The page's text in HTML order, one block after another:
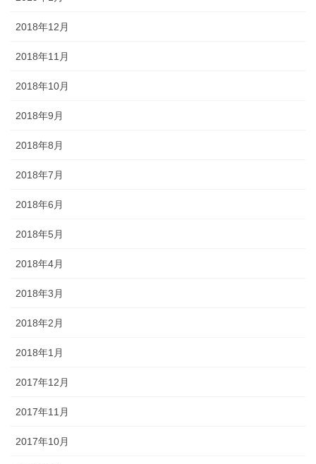
2018年12月
2018年11月
2018年10月
2018年9月
2018年8月
2018年7月
2018年6月
2018年5月
2018年4月
2018年3月
2018年2月
2018年1月
2017年12月
2017年11月
2017年10月